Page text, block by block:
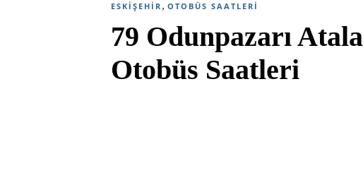
ESKIŞEHIR , OTOBÜS SAATLERI
79 Odunpazarı
Otobüs Saatleri